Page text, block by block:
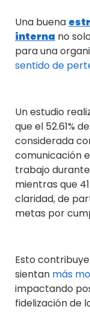
Una buena
interna no
para una
sentido de
Un estudio
que el 52.61%
considerada
comunicación
trabajo
mientras que
claridad, de
metas por
Esto contribuye
sientan más
impactando
fidelización de